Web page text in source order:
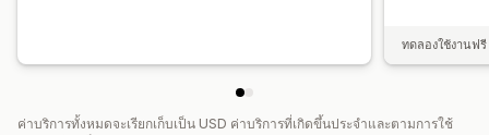
ทดลองใช้งานฟ
ค่าบริการทั้งหมดจะเรียกเก็บเป็น USD ค่าบริการที่เกิดขึ้นประจำและตามการใช้